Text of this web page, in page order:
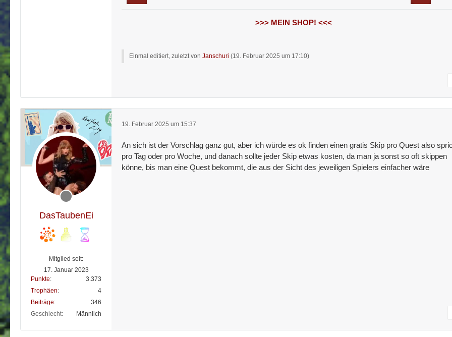
>>> MEIN SHOP! <<<
Einmal editiert, zuletzt von Janschuri (19. Februar 2025 um 17:10)
DasTaubenEi
Mitglied seit:
17. Januar 2023
Punkte
3.373
Trophäen
4
Beiträge
346
Geschlecht
Männlich
19. Februar 2025 um 15:37
An sich ist der Vorschlag ganz gut, aber ich würde es ok finden einen gratis Skip pro Quest also
pro Tag oder pro Woche, und danach sollte jeder Skip etwas kosten, da man ja sonst so oft skippen
könne, bis man eine Quest bekommt, die aus der Sicht des jeweiligen Spielers einfacher wäre